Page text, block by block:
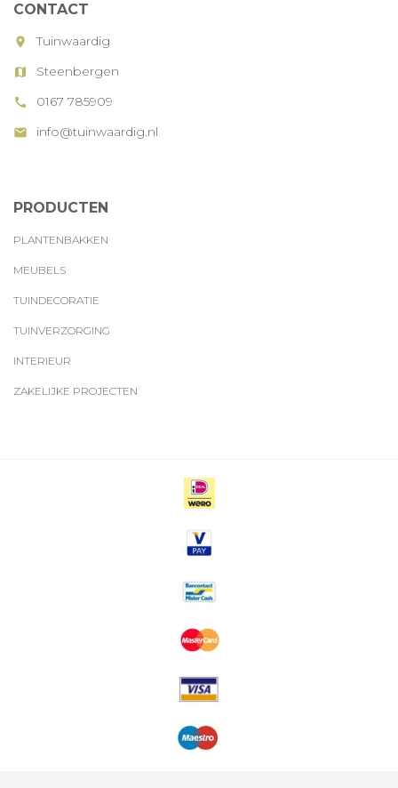
CONTACT
room Tuinwaardig
map Steenbergen
call 0167 785909
mail info@tuinwaardig.nl
PRODUCTEN
PLANTENBAKKEN
MEUBELS
TUINDECORATIE
TUINVERZORGING
INTERIEUR
ZAKELIJKE PROJECTEN